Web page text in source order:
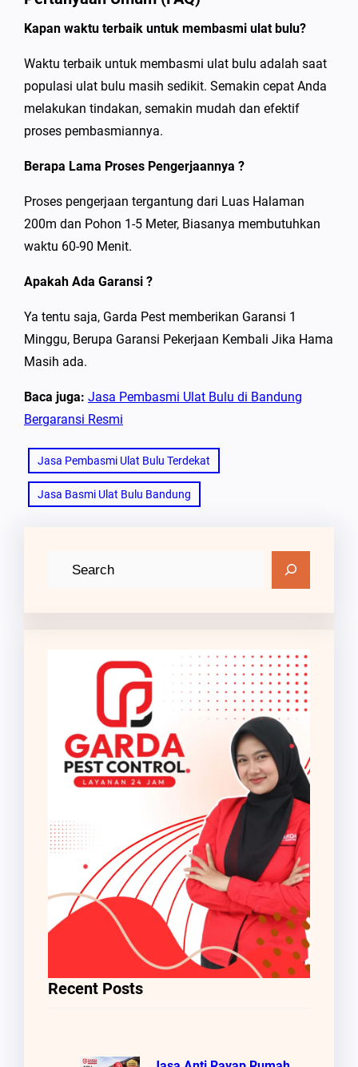
Kapan waktu terbaik untuk membasmi ulat bulu?
Waktu terbaik untuk membasmi ulat bulu adalah saat
populasi ulat bulu masih sedikit. Semakin cepat Anda
melakukan tindakan, semakin mudah dan efektif
proses pembasmiannya.
Berapa Lama Proses Pengerjaannya ?
Proses pengerjaan tergantung dari Luas Halaman
200m dan Pohon 1-5 Meter, Biasanya membutuhkan
waktu 60-90 Menit.
Apakah Ada Garansi ?
Ya tentu saja, Garda Pest memberikan Garansi 1
Minggu, Berupa Garansi Pekerjaan Kembali Jika Hama
Masih ada.
Baca juga: Jasa Pembasmi Ulat Bulu di Bandung
Bergaransi Resmi
Jasa Pembasmi Ulat Bulu Terdekat
Jasa Basmi Ulat Bulu Bandung
Recent Posts